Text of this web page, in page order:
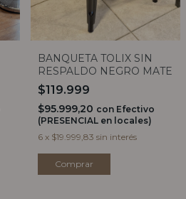
BANQUETA TOLIX SIN
RESPALDO NEGRO MATE
$119.999
$95.999,20 con Efectivo
(PRESENCIAL en locales)
6 x $19.999,83 sin interés